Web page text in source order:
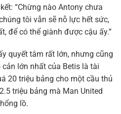
“Chừng nào Antony chưa
tôi vẫn sẽ nỗ lực hết sức,
để có thể giành được cậu ấy.”
quyết tâm rất lớn, nhưng cũng
lớn nhất của Betis là tài
20 triệu bảng cho một cầu thủ
triệu bảng mà Man United
lồ.